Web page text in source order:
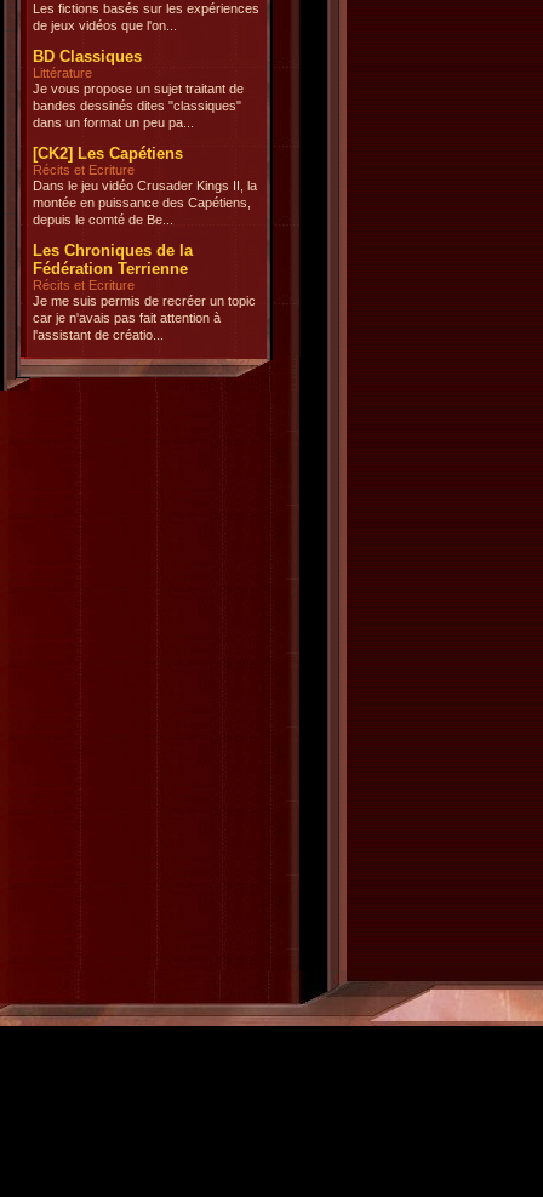
Les fictions basés sur les expériences
de jeux vidéos que l'on...
BD Classiques
Littérature
Je vous propose un sujet traitant de
bandes dessinés dites "classiques"
dans un format un peu pa...
[CK2] Les Capétiens
Récits et Ecriture
Dans le jeu vidéo Crusader Kings II, la
montée en puissance des Capétiens,
depuis le comté de Be...
Les Chroniques de la
Fédération Terrienne
Récits et Ecriture
Je me suis permis de recréer un topic
car je n'avais pas fait attention à
l'assistant de créatio...